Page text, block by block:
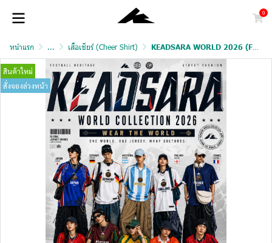
0
หน้าแรก ... เสื้อเชียร์ (Cheer Shirt) KEADSARA WORLD 2026 (FAN VERSION)
สินค้าใหม่
สั่งจองล่วงหน้า